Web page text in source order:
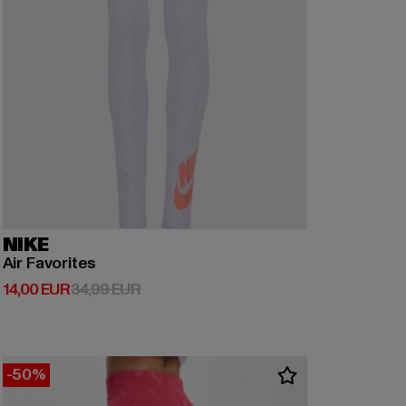
NIKE
Air Favorites
14,00 EUR
Derzeitiger Preis: 14,00 EUR
34,99 EURAktionspreis: 34,99 EUR
-50%